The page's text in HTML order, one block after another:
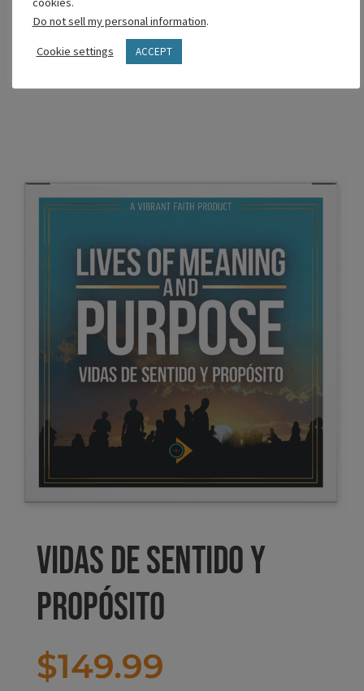
Gráficos Promocionales
Vidas de sentido y
propósito
$149.99
Do not sell my personal information.
Cookie settings ACCEPT